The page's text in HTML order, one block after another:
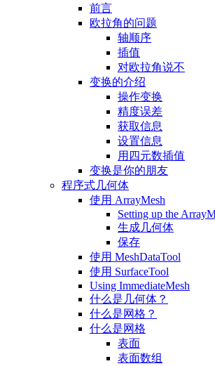
前言
欧拉角的问题
轴顺序
插值
对欧拉角说不
变换的介绍
操作变换
精度误差
获取信息
设置信息
用四元数插值
变换是你的朋友
程序式几何体
使用 ArrayMesh
Setting up the
生成几何体
保存
使用 MeshDataTool
使用 SurfaceTool
Using ImmediateMesh
什么是几何体？
什么是网格？
什么是网格
表面
表面数组